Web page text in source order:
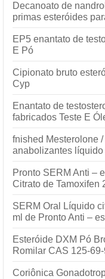
Decanoato de
primas esteróides
EP5 enantato de
E Pó
Cipionato bruto
Cyp
Enantato de
fabricados Teste E
fnished Mesterolone
anabolizantes
Pronto SERM Anti –
Citrato de Tamoxifen
SERM Oral Líquido
ml de Pronto Anti –
Esteróide DXM Pó
Romilar CAS 125-69-
Coriônica